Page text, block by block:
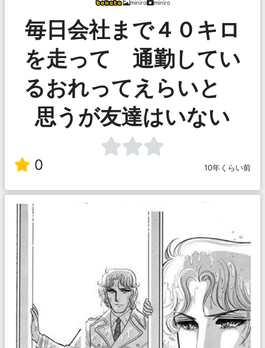
miniro miniro
毎日会社まで４０キロ
を走って 通勤してい
るおれってえらいと
思うが友達はいない
0 10年くらい前